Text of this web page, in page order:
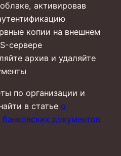
активировав
копии на внешнем
сервере
архив и удаляйте
по организации и
в статье о
документов